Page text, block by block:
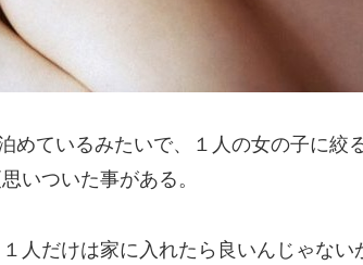
めているみたいで、１人の女の子に
いついた事がある。
１人だけは家に入れたら良いんじゃ